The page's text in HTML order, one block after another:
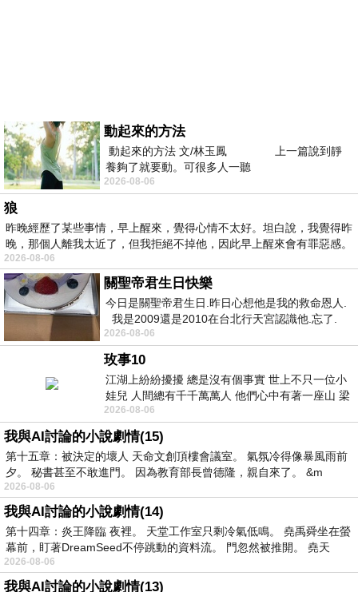
動起來的方法
動起來的方法 文/林玉鳳 上一篇說到靜
養夠了就要動。可很多人一聽
2026-08-06
狼
昨晚經歷了某些事情，早上醒來，覺得心情不太好。坦白說，我覺得昨
晚，那個人離我太近了，但我拒絕不掉他，因此早上醒來會有罪惡感。
2026-08-06
關聖帝君生日快樂
今日是關聖帝君生日.昨日心想他是我的救命恩人.
我是2009還是2010在台北行天宮認識他.忘了.
一個奇摩交友的網友學
2026-08-06
玫事10
江湖上紛紛擾擾 總是沒有個事實 世上不只一位小
娃兒 人間總有千千萬萬人 他們心中有著一座山 梁
山佛山泰華衡恆嵩 一山之高
2026-08-06
我與AI討論的小說劇情(15)
第十五章：被決定的壞人 天命文創頂樓會議室。 氣氛冷得像暴風雨前
夕。 秘書甚至不敢進門。 因為教育部長曾德隆，親自來了。 &m
2026-08-06
我與AI討論的小說劇情(14)
第十四章：炎王降臨 夜裡。 天堂工作室只剩冷氣低鳴。 堯禹舜坐在螢
幕前，盯著DreamSeed不停跳動的資料流。 門忽然被推開。 堯天
2026-08-06
我與AI討論的小說劇情(13)